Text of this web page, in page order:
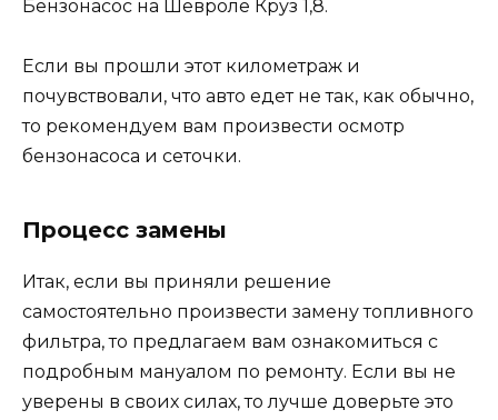
Бензонасос на Шевроле Круз 1,8.
Если вы прошли этот километраж и
почувствовали, что авто едет не так, как обычно,
то рекомендуем вам произвести осмотр
бензонасоса и сеточки.
Процесс замены
Итак, если вы приняли решение
самостоятельно произвести замену топливного
фильтра, то предлагаем вам ознакомиться с
подробным мануалом по ремонту. Если вы не
уверены в своих силах, то лучше доверьте это